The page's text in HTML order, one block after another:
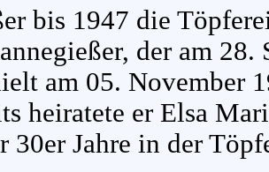
bis 1947 die
der am 28.
am 05. November
heiratete er Elsa
30er Jahre in der